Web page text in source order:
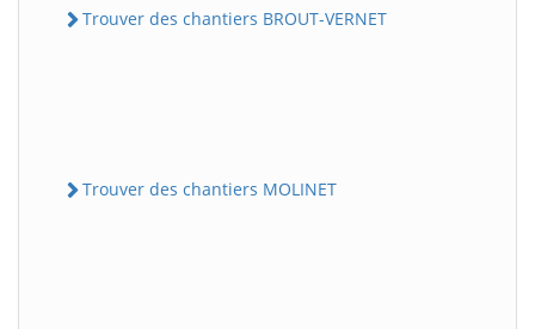
Trouver des chantiers BROUT-VERNET
Trouver des chantiers MOLINET